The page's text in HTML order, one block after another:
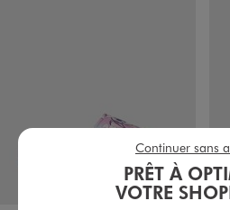
PRÊT À
VOTRE
Continuer sans